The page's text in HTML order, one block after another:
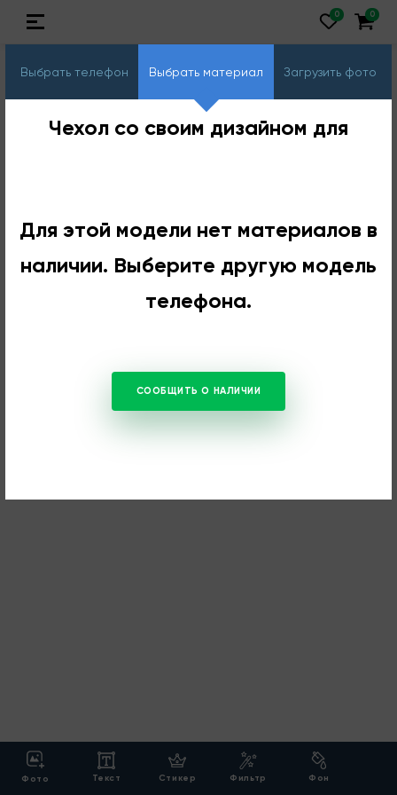
Выбрать телефон Выбрать материал Загрузить фото
Чехол со своим дизайном для
Для этой модели нет материалов в
наличии. Выберите другую модель
телефона.
СООБЩИТЬ О НАЛИЧИИ
Фото Текст Стикер Фильтр Фон